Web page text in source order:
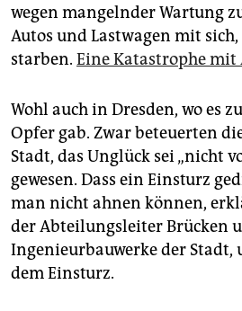
wegen mangelnder Wartung
Autos und Lastwagen mit sich,
starben. Eine Katastrophe mit
Wohl auch in Dresden, wo es
Opfer gab. Zwar beteuerten
Stadt, das Unglück sei „nicht
gewesen. Dass ein Einsturz
man nicht ahnen können,
der Abteilungsleiter Brücken
Ingenieurbauwerke der
dem Einsturz.